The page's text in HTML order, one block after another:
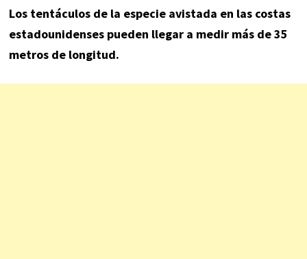
Los tentáculos de la especie avistada en las costas
estadounidenses pueden llegar a medir más de 35
metros de longitud.